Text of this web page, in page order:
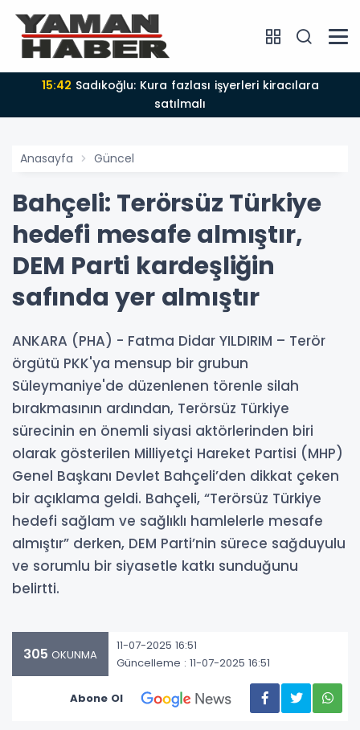
15:42
satılmalı
Anasayfa Güncel
Bahçeli: Terörsüz Türkiye
hedefi mesafe almıştır,
DEM Parti kardeşliğin
safında yer almıştır
ANKARA (PHA) - Fatma Didar YILDIRIM – Terör
örgütü PKK'ya mensup bir grubun
Süleymaniye'de düzenlenen törenle silah
bırakmasının ardından, Terörsüz Türkiye
sürecinin en önemli siyasi aktörlerinden biri
olarak gösterilen Milliyetçi Hareket Partisi (MHP)
Genel Başkanı Devlet Bahçeli’den dikkat çeken
bir açıklama geldi. Bahçeli, “Terörsüz Türkiye
hedefi sağlam ve sağlıklı hamlelerle mesafe
almıştır” derken, DEM Parti’nin sürece sağduyulu
ve sorumlu bir siyasetle katkı sunduğunu
belirtti.
305 OKUNMA
11-07-2025 16:51
Güncelleme : 11-07-2025 16:51
Abone Ol